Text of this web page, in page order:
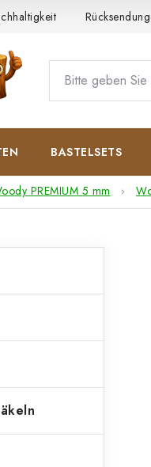
BASTELSETS
PREMIUM 5 mm